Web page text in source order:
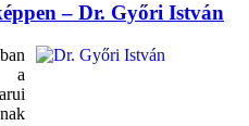
– Dr. Győri István
a